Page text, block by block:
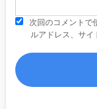
次回のコメントで
ルアドレス、サイ